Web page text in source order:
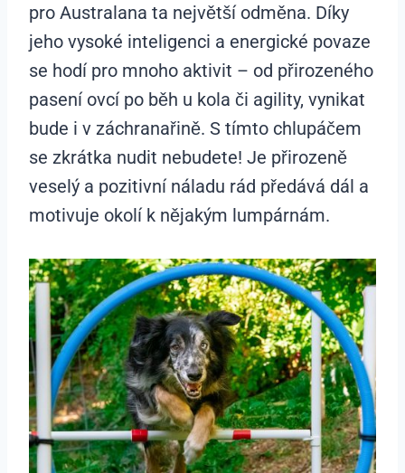
pro Australana ta největší odměna. Díky
jeho vysoké inteligenci a energické povaze
se hodí pro mnoho aktivit – od přirozeného
pasení ovcí po běh u kola či agility, vynikat
bude i v záchranařině. S tímto chlupáčem
se zkrátka nudit nebudete! Je přirozeně
veselý a pozitivní náladu rád předává dál a
motivuje okolí k nějakým lumpárnám.